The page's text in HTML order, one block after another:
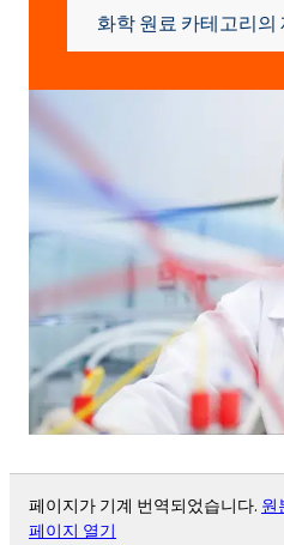
화학 원료 카테고리
페이지가 기계 번역되었습니다. 원
페이지 열기